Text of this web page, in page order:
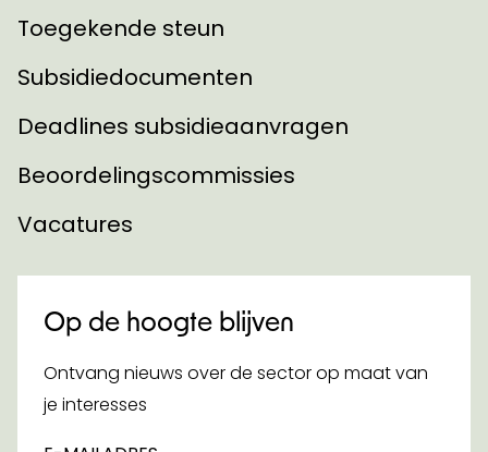
Toegekende steun
Subsidiedocumenten
Deadlines subsidieaanvragen
Beoordelingscommissies
Vacatures
Op de hoogte blijven
Ontvang nieuws over de sector op maat van
je interesses